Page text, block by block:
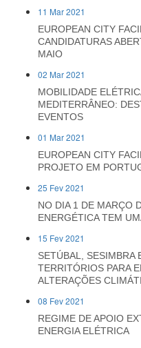
11 Mar 2021
EUROPEAN CITY
CANDIDATURAS
MAIO
02 Mar 2021
MOBILIDADE
MEDITERRÂNEO:
EVENTOS
01 Mar 2021
EUROPEAN CITY
PROJETO EM
25 Fev 2021
NO DIA 1 DE MARÇO
ENERGÉTICA TEM
15 Fev 2021
SETÚBAL, SESIMBRA
TERRITÓRIOS PARA
ALTERAÇÕES
08 Fev 2021
REGIME DE APOIO
ENERGIA ELÉTRICA